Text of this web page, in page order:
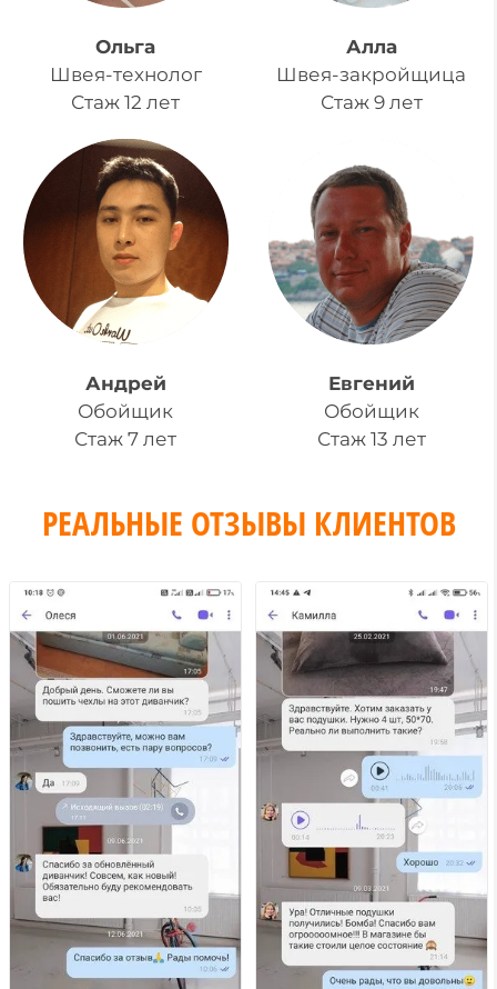
Ольга
Швея-технолог
Стаж 12 лет
Алла
Швея-закройщица
Стаж 9 лет
Андрей
Обойщик
Стаж 7 лет
Евгений
Обойщик
Стаж 13 лет
РЕАЛЬНЫЕ ОТЗЫВЫ КЛИЕНТОВ